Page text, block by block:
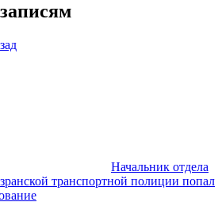
Начальник отдела
транспортной полиции попал